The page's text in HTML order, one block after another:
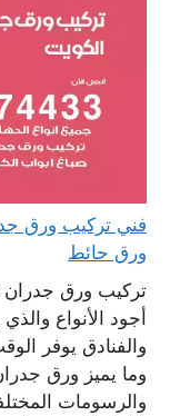
ورق حائط
تركيب ورق جدران
أجود الأنواع
والفنادق يوفر
وما يميز ورق
والرسومات